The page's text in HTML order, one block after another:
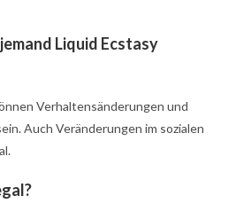
Liquid Ecstasy
Verhaltensänderungen und
Auch Veränderungen im sozialen